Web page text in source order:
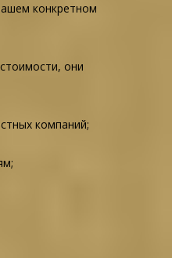
конкретном
они
компаний;